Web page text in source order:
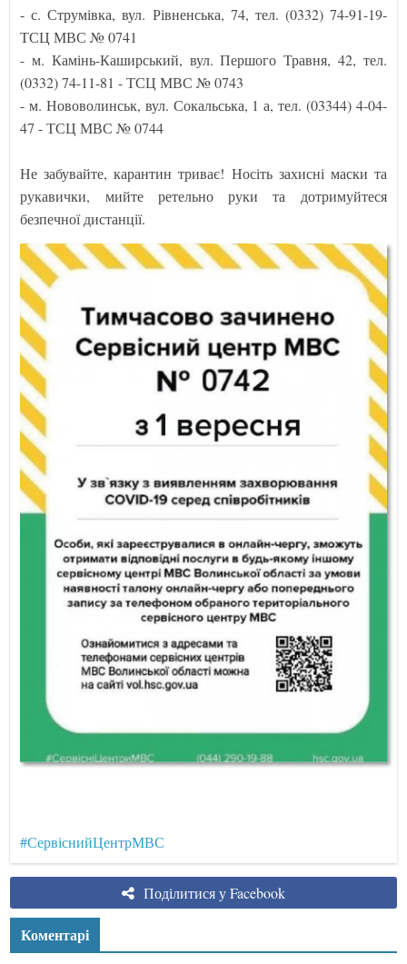
- с. Струмівка, вул. Рівненська, 74, тел. (0332) 74-91-19-
ТСЦ МВС № 0741
- м. Камінь-Каширський, вул. Першого Травня, 42, тел.
(0332) 74-11-81 - ТСЦ МВС № 0743
- м. Нововолинськ, вул. Сокальська, 1 а, тел. (03344) 4-04-
47 - ТСЦ МВС № 0744
Не забувайте, карантин триває! Носіть захисні маски та
рукавички, мийте ретельно руки та дотримуйтеся
безпечної дистанції.
#СервіснийЦентрМВС
Поділитися у Facebook
Коментарі